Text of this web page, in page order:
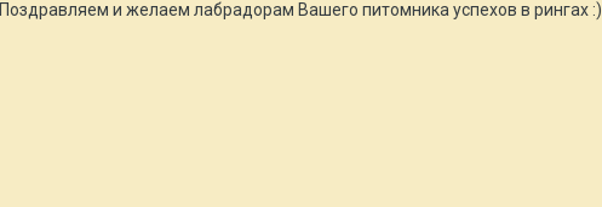
Поздравляем и желаем лабрадорам Вашего питомника успехов в рингах :)